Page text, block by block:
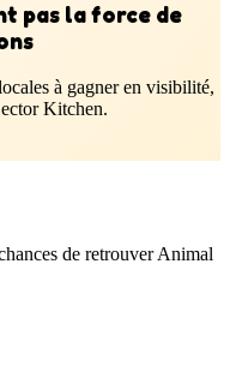
pas la force de
à gagner en visibilité,
Kitchen.
de retrouver Animal